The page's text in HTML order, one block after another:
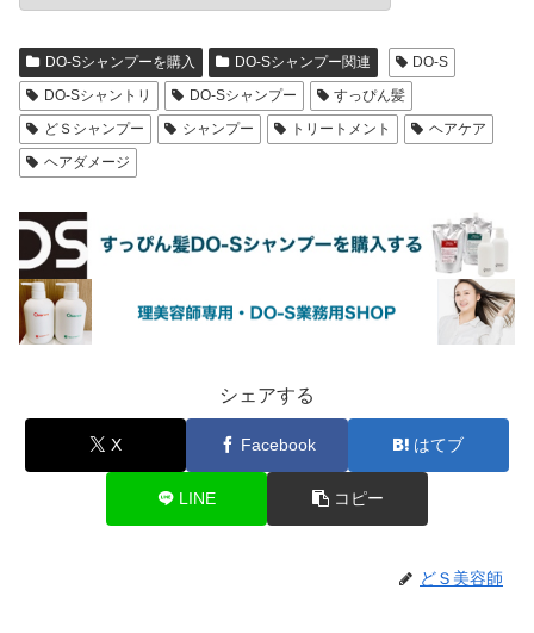
DO-Sシャンプーを購入 DO-Sシャンプー関連
DO-S
DO-Sシャントリ
DO-Sシャンプー
すっぴん髪
どＳシャンプー
シャンプー トリートメント
ヘアケア
ヘアダメージ
シェアする
X Facebook はてブ
LINE コピー
どＳ美容師